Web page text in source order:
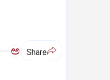
ಅ Share